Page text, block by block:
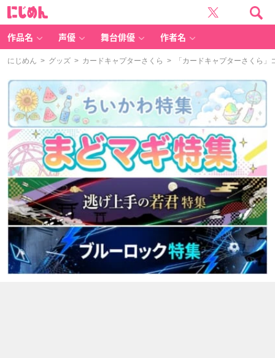
作品名 声優 舞台俳優 作者名
にじめん > グッズ > カードキャプターさくら > 「カードキャプターさくら」